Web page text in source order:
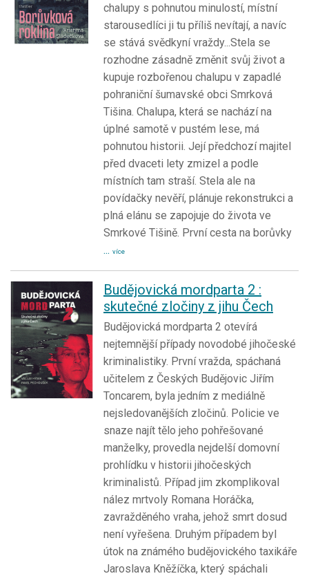
chalupy s pohnutou minulostí, místní
starousedlíci ji tu příliš nevítají, a navíc
se stává svědkyní vraždy...Stela se
rozhodne zásadně změnit svůj život a
kupuje rozbořenou chalupu v zapadlé
pohraniční šumavské obci Smrková
Tišina. Chalupa, která se nachází na
úplné samotě v pustém lese, má
pohnutou historii. Její předchozí majitel
před dvaceti lety zmizel a podle
místních tam straší. Stela ale na
povídačky nevěří, plánuje rekonstrukci a
plná elánu se zapojuje do života ve
Smrkové Tišině. První cesta na borůvky
... více
Budějovická mordparta 2 :
skutečné zločiny z jihu Čech
Budějovická mordparta 2 otevírá
nejtemnější případy novodobé jihočeské
kriminalistiky. První vražda, spáchaná
učitelem z Českých Budějovic Jiřím
Toncarem, byla jedním z mediálně
nejsledovanějších zločinů. Policie ve
snaze najít tělo jeho pohřešované
manželky, provedla nejdelší domovní
prohlídku v historii jihočeských
kriminalistů. Případ jim zkomplikoval
nález mrtvoly Romana Horáčka,
zavražděného vraha, jehož smrt dosud
není vyřešena. Druhým případem byl
útok na známého budějovického taxikáře
Jaroslava Kněžíčka, který spáchali